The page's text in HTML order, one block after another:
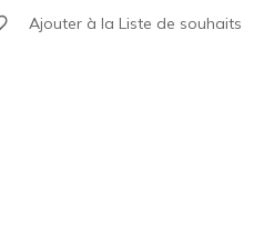
Ajouter à la Liste de souhaits